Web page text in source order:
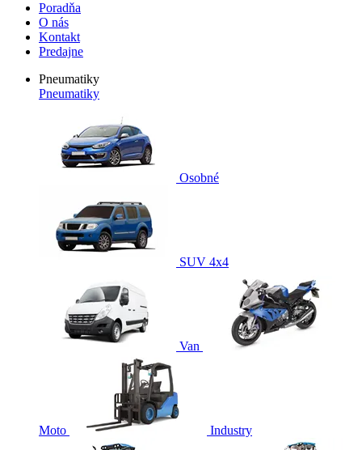
Poradňa
O nás
Kontakt
Predajne
Pneumatiky
Pneumatiky
Osobné
SUV 4x4
Van
Moto Industry